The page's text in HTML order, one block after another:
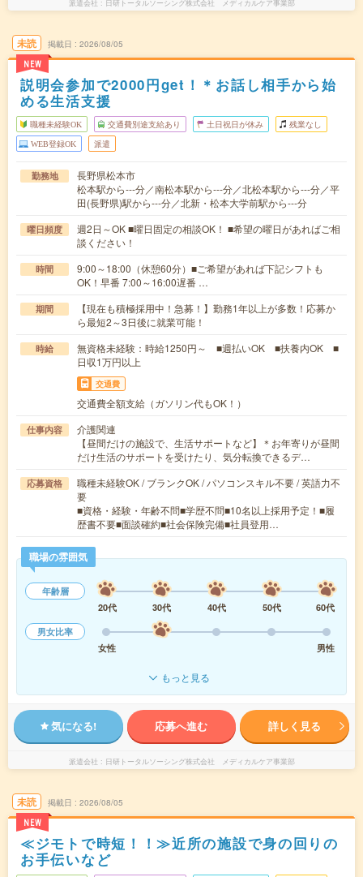
派遣会社 日研トータルソーシング株式会社 メディカルケア事業部
未読
NEW
掲載日 2026/08/05
説明会参加で2000円get！＊お話し相手から始
める生活支援
職種未経験OK 交通費別途支給あり 土日祝日が休み 残業なし
WEB登録OK 派遣
勤務地
長野県松本市
松本駅から---分／南松本駅から---分／北松本駅から---分／平
田(長野県)駅から---分／北新・松本大学前駅から---分
曜日頻度
週2日～OK ■曜日固定の相談OK！ ■希望の曜日があればご相
談ください！
時間
9:00～18:00（休憩60分）■ご希望があれば下記シフトも
OK！早番 7:00～16:00遅番 …
期間
【現在も積極採用中！急募！】勤務1年以上が多数！応募か
ら最短2～3日後に就業可能！
時給
無資格未経験：時給1250円～ ■週払いOK ■扶養内OK ■
日収1万円以上
交通費
交通費全額支給（ガソリン代もOK！）
仕事内容
介護関連
【昼間だけの施設で、生活サポートなど】＊お年寄りが昼間
だけ生活のサポートを受けたり、気分転換できるデ…
応募資格
職種未経験OK / ブランクOK / パソコンスキル不要 / 英語力不
要
■資格・経験・年齢不問■学歴不問■10名以上採用予定！■履
歴書不要■面談確約■社会保険完備■社員登用…
職場の雰囲気
年齢層
20代
30代 40代 50代
60代
男女比率
女性
男性
もっと見る
気になる! 応募へ進む 詳しく見る
派遣会社 日研トータルソーシング株式会社 メディカルケア事業部
未読
NEW
掲載日 2026/08/05
≪ジモトで時短！！≫近所の施設で身の回りの
お手伝いなど